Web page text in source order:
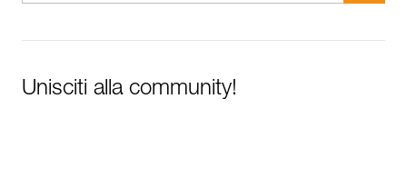
Unisciti alla community!